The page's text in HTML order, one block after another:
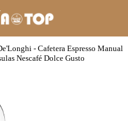
- Cafetera Espresso Manual
Nescafé Dolce Gusto